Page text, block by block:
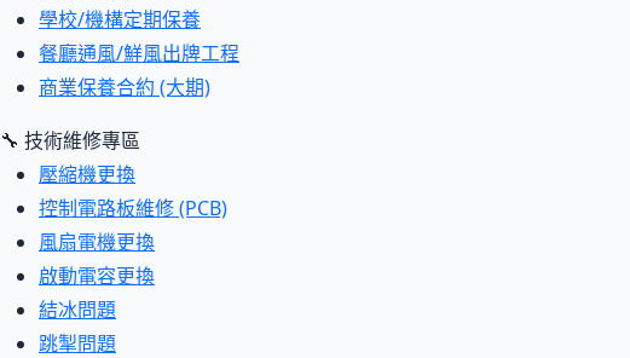
學校/機構定期保養
餐廳通風/鮮風出牌工程
商業保養合約 (大期)
🔧 技術維修專區
壓縮機更換
控制電路板維修 (PCB)
風扇電機更換
啟動電容更換
結冰問題
跳掣問題